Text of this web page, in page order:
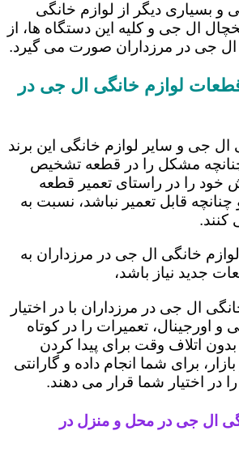
و بسیاری دیگر از لوازم خانگی
ال جی و کلیه این دستگاه ها، از
جی در مرزداران صورت می گیرد.
لوازم خانگی ال جی در
جی و سایر لوازم خانگی این برند
مشکل را در قطعه تشخیص
خود را در راستای تعمیر قطعه
چنانچه قابل تعمیر نباشد، نسبت به
کنند.
لوازم خانگی ال جی در مرزداران به
جدید نیاز باشد،
ال جی در مرزداران با در اختیار
اورجینال، تعمیرات را در کوتاه
اتلاف وقت برای پیدا کردن
برای شما انجام داده و گارانتی
در اختیار شما قرار می دهند.
ال جی در محل و منزل در